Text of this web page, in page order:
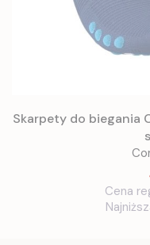
Skarpety do biegania
Cena